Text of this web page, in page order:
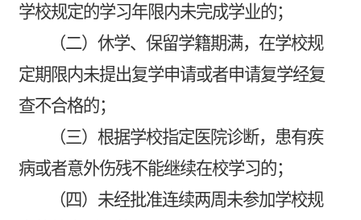
学校规定的学习年限内未完成学业的；
（二）休学、保留学籍期满，在学校规
定期限内未提出复学申请或者申请复学经复
查不合格的；
（三）根据学校指定医院诊断，患有疾
病或者意外伤残不能继续在校学习的；
（四）未经批准连续两周未参加学校规